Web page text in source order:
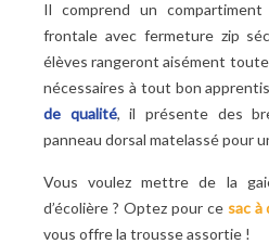
Il comprend un
frontale avec fermeture zip
élèves rangeront aisément
nécessaires à tout bon
de qualité, il présente des
panneau dorsal matelassé pour
Vous voulez mettre de la
d’écolière ? Optez pour ce sac à
vous offre la trousse assortie !